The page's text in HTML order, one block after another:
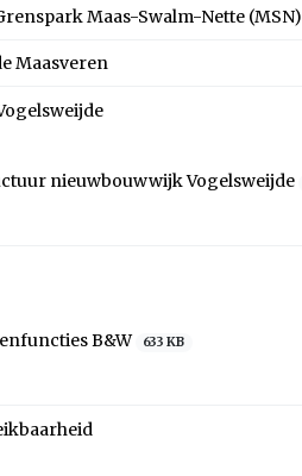
Maas-Swalm-Nette (MSN)
Maasveren
nieuwbouwwijk Vogelsweijde
B&W
633 KB